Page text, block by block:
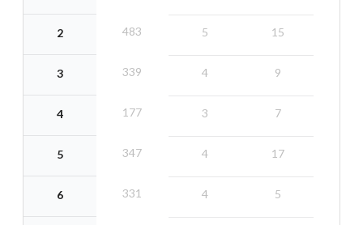
2
3
4
5
6
483
339
177
347
331
5
4
3
4
4
15
9
7
17
5